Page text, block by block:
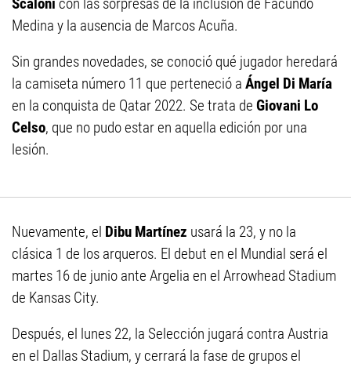
Scaloni con las sorpresas de la inclusión de Facundo
Medina y la ausencia de Marcos Acuña.
Sin grandes novedades, se conoció qué jugador heredará
la camiseta número 11 que perteneció a Ángel Di María
en la conquista de Qatar 2022. Se trata de Giovani Lo
Celso, que no pudo estar en aquella edición por una
lesión.
Nuevamente, el Dibu Martínez usará la 23, y no la
clásica 1 de los arqueros. El debut en el Mundial será el
martes 16 de junio ante Argelia en el Arrowhead Stadium
de Kansas City.
Después, el lunes 22, la Selección jugará contra Austria
en el Dallas Stadium, y cerrará la fase de grupos el